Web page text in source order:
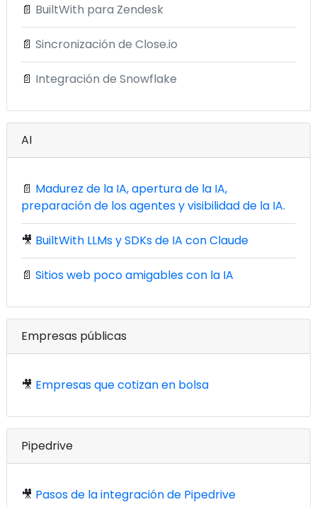
📄 BuiltWith para Zendesk
📄 Sincronización de Close.io
📄 Integración de Snowflake
AI
📄 Madurez de la IA, apertura de la IA,
preparación de los agentes y visibilidad de la IA.
🎥 BuiltWith LLMs y SDKs de IA con Claude
📄 Sitios web poco amigables con la IA
Empresas públicas
🎥 Empresas que cotizan en bolsa
Pipedrive
🎥 Pasos de la integración de Pipedrive